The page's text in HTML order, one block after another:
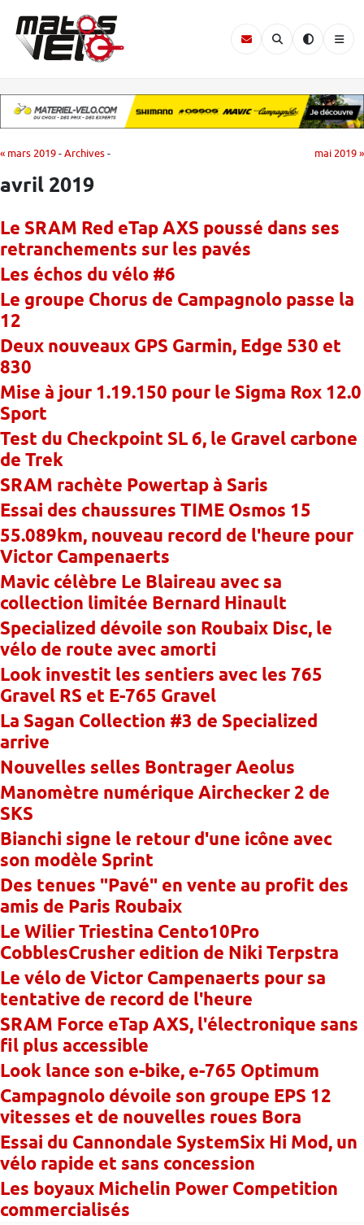
« mars 2019-Archives- mai 2019 »
avril 2019
Le SRAM Red eTap AXS poussé dans ses
retranchements sur les pavés
Les échos du vélo #6
Le groupe Chorus de Campagnolo passe la
12
Deux nouveaux GPS Garmin, Edge 530 et
830
Mise à jour 1.19.150 pour le Sigma Rox 12.0
Sport
Test du Checkpoint SL 6, le Gravel carbone
de Trek
SRAM rachète Powertap à Saris
Essai des chaussures TIME Osmos 15
55.089km, nouveau record de l'heure pour
Victor Campenaerts
Mavic célèbre Le Blaireau avec sa
collection limitée Bernard Hinault
Specialized dévoile son Roubaix Disc, le
vélo de route avec amorti
Look investit les sentiers avec les 765
Gravel RS et E-765 Gravel
La Sagan Collection #3 de Specialized
arrive
Nouvelles selles Bontrager Aeolus
Manomètre numérique Airchecker 2 de
SKS
Bianchi signe le retour d'une icône avec
son modèle Sprint
Des tenues "Pavé" en vente au profit des
amis de Paris Roubaix
Le Wilier Triestina Cento10Pro
CobblesCrusher edition de Niki Terpstra
Le vélo de Victor Campenaerts pour sa
tentative de record de l'heure
SRAM Force eTap AXS, l'électronique sans
fil plus accessible
Look lance son e-bike, e-765 Optimum
Campagnolo dévoile son groupe EPS 12
vitesses et de nouvelles roues Bora
Essai du Cannondale SystemSix Hi Mod, un
vélo rapide et sans concession
Les boyaux Michelin Power Competition
commercialisés